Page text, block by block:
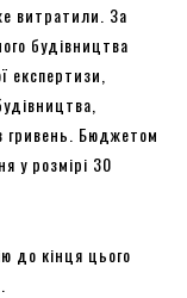
витратили. За
будівництва
експертизи,
гривень. Бюджетом
у розмірі 30
до кінця цього